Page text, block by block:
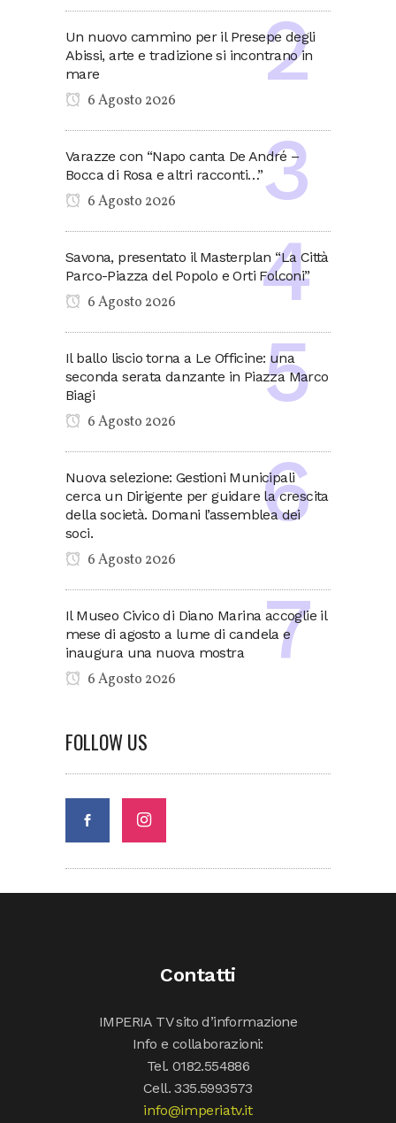
Un nuovo cammino per il Presepe degli
Abissi, arte e tradizione si incontrano in
mare
6 Agosto 2026
Varazze con “Napo canta De André –
Bocca di Rosa e altri racconti…”
6 Agosto 2026
Savona, presentato il Masterplan “La Città
Parco-Piazza del Popolo e Orti Folconi”
6 Agosto 2026
Il ballo liscio torna a Le Officine: una
seconda serata danzante in Piazza Marco
Biagi
6 Agosto 2026
Nuova selezione: Gestioni Municipali
cerca un Dirigente per guidare la crescita
della società. Domani l’assemblea dei
soci.
6 Agosto 2026
Il Museo Civico di Diano Marina accoglie il
mese di agosto a lume di candela e
inaugura una nuova mostra
6 Agosto 2026
FOLLOW US
Contatti
IMPERIA TV sito d’informazione
Info e collaborazioni:
Tel. 0182.554886
Cell. 335.5993573
info@imperiatv.it